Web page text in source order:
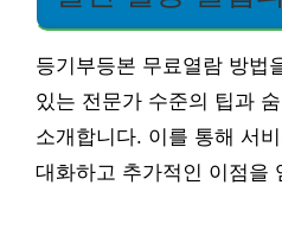
등기부등본 무료열람 방법
있는 전문가 수준의 팁과
소개합니다. 이를 통해 서
대화하고 추가적인 이점을